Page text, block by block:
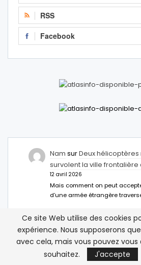
RSS
Facebook
Nam surDeux
survolent la ville frontalière
12 avril 2026
Mais comment on peut
d’une armée étrangère
Abdelhamid M
Deux
algériens survolent la ville
12 avril 2026
Il faut installer des anti
inacceptable
Ce site Web utilise des cookies
expérience. Nous supposerons
avec cela, mais vous pouvez vous
souhaitez.
J'accepte